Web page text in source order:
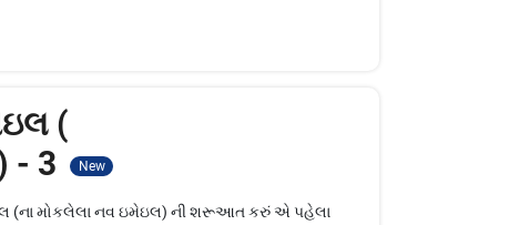
(
- 3
New
(ના મોકલેલા નવ ઇમેઇલ) ની શરૂઆત કરું એ પહેલા